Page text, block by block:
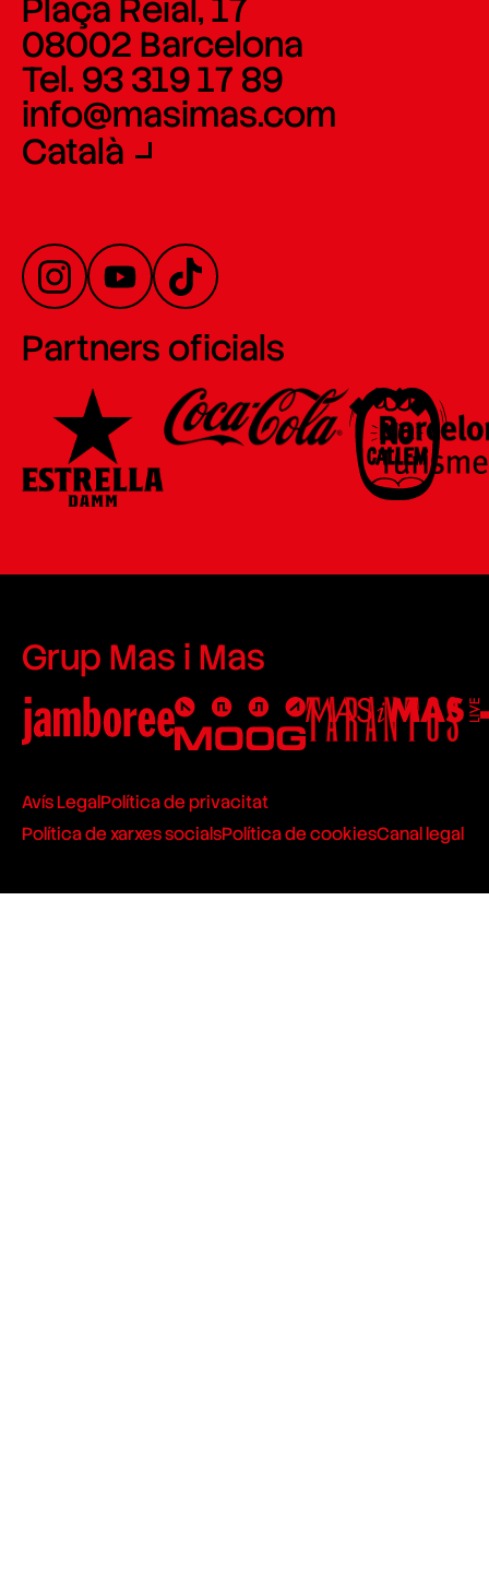
Plaça Reial, 17
08002 Barcelona
Tel. 93 319 17 89
info@masimas.com
Català
Partners oficials
Grup Mas i Mas
Avís LegalPolítica de privacitat
Política de xarxes socialsPolítica de cookiesCanal legal